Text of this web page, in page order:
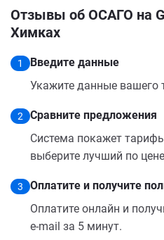
Отзывы об ОСАГО на
Химках
1
Введите данные
Укажите данные вашего
2
Сравните предложения
Система покажет
выберите лучший по
3
Оплатите и получите
Оплатите онлайн и
e-mail за 5 минут.